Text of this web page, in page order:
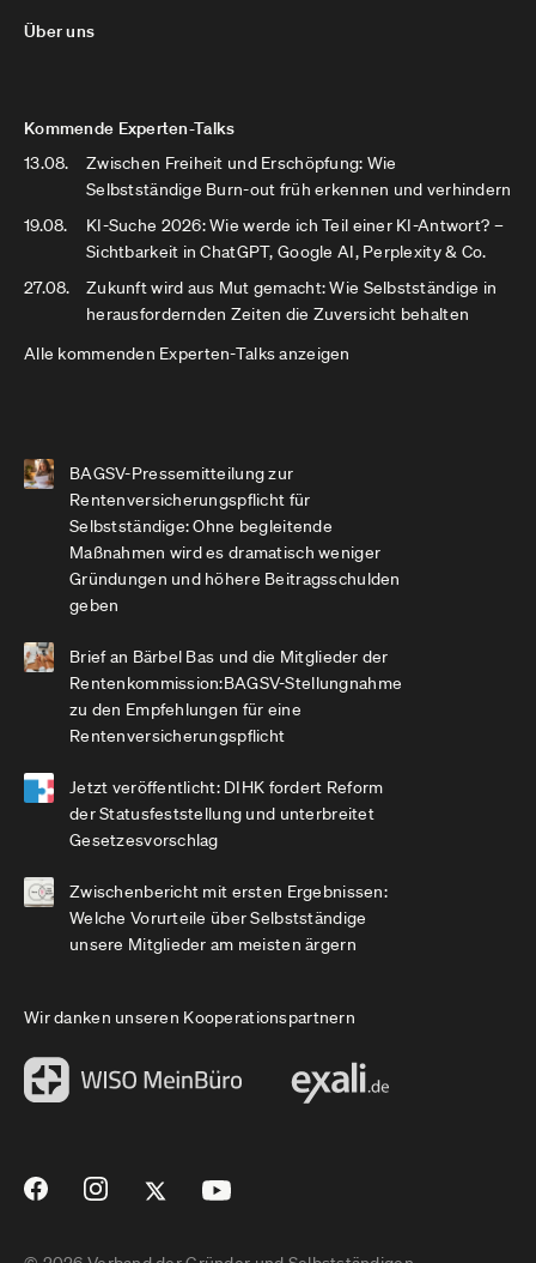
Über uns
Kommende Experten-Talks
13.08.
Zwischen Freiheit und Erschöpfung: Wie
Selbstständige Burn-out früh erkennen und verhindern
19.08.
KI-Suche 2026: Wie werde ich Teil einer KI-Antwort? –
Sichtbarkeit in ChatGPT, Google AI, Perplexity & Co.
27.08.
Zukunft wird aus Mut gemacht: Wie Selbstständige in
herausfordernden Zeiten die Zuversicht behalten
Alle kommenden Experten-Talks anzeigen
BAGSV-Pressemitteilung zur
Rentenversicherungspflicht für
Selbstständige: Ohne begleitende
Maßnahmen wird es dramatisch weniger
Gründungen und höhere Beitragsschulden
geben
Brief an Bärbel Bas und die Mitglieder der
Rentenkommission:BAGSV-Stellungnahme
zu den Empfehlungen für eine
Rentenversicherungspflicht
Jetzt veröffentlicht: DIHK fordert Reform
der Statusfeststellung und unterbreitet
Gesetzesvorschlag
Zwischenbericht mit ersten Ergebnissen:
Welche Vorurteile über Selbstständige
unsere Mitglieder am meisten ärgern
Wir danken unseren Kooperationspartnern